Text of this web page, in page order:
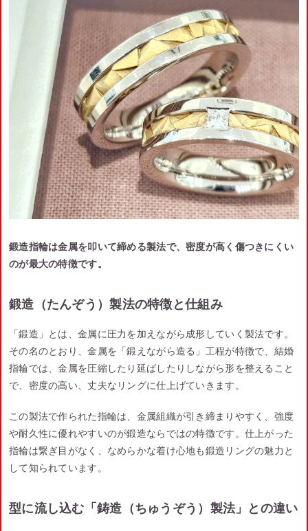
鍛造指輪は金属を叩いて締める製法で、密度が高く傷つきにくい
のが最大の特徴です。
鍛造（たんぞう）製法の特徴と仕組み
「鍛造」とは、金属に圧力を加えながら成形していく製法です。
その名のとおり、金属を「鍛えながら造る」工程が特徴で、結婚
指輪では、金属を圧縮したり延ばしたりしながら形を整えること
で、密度の高い、丈夫なリングに仕上げていきます。
この製法で作られた指輪は、金属組織が引き締まりやすく、強度
や耐久性に優れやすいのが鍛造ならではの特徴です。仕上がった
指輪は繋ぎ目がなく、なめらかな着け心地も鍛造リングの魅力と
して知られています。
型に流し込む「鋳造（ちゅうぞう）製法」との違い